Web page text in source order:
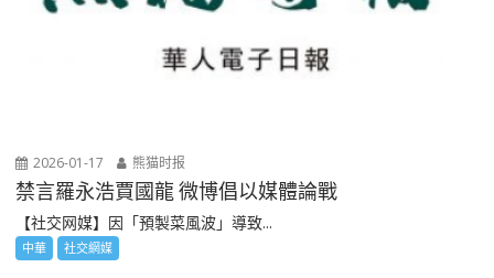
2026-01-17 熊猫时报
禁言羅永浩賈國龍 微博倡以媒體論戰
【社交网媒】因「預製菜風波」導致...
中華 社交網媒